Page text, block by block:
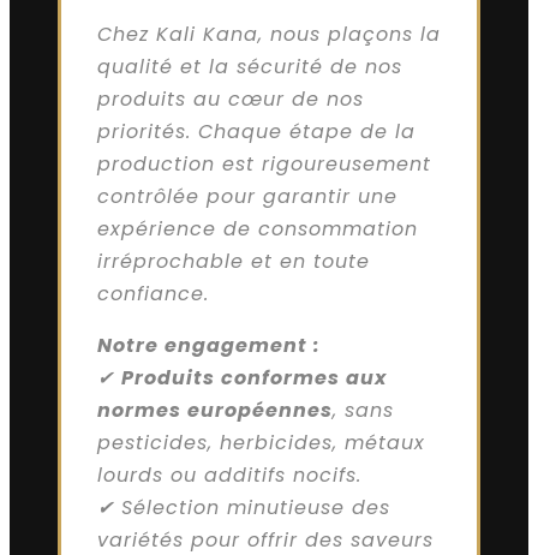
Chez Kali Kana, nous plaçons la
qualité et la sécurité de nos
produits au cœur de nos
priorités. Chaque étape de la
production est rigoureusement
contrôlée pour garantir une
expérience de consommation
irréprochable et en toute
confiance.
Notre engagement :
✔ Produits conformes aux
normes européennes, sans
pesticides, herbicides, métaux
lourds ou additifs nocifs.
✔ Sélection minutieuse des
variétés pour offrir des saveurs